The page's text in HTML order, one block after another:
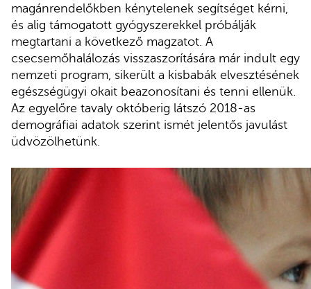
magánrendelőkben kénytelenek segítséget kérni,
és alig támogatott gyógyszerekkel próbálják
megtartani a következő magzatot. A
csecsemőhalálozás visszaszorítására már indult egy
nemzeti program, sikerült a kisbabák elvesztésének
egészségügyi okait beazonosítani és tenni ellenük.
Az egyelőre tavaly októberig látszó 2018-as
demográfiai adatok szerint ismét jelentős javulást
üdvözölhetünk.